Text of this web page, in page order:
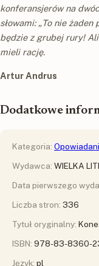
konferansjerów na
słowami: „To nie
będzie z grubej rury!
mieli rację.
Artur Andrus
Dodatkowe
Kategoria:
Wydawca: WIELKA
Data pierwszego
Liczba stron: 336
Tytuł oryginalny:
ISBN: 978-83-8360-
Język: pl